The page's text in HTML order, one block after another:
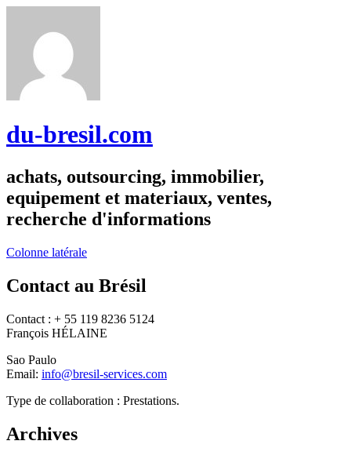
du-bresil.com
achats, outsourcing, immobilier,
equipement et materiaux, ventes,
recherche d'informations
Colonne latérale
Contact au Brésil
Contact : + 55 119 8236 5124
François HÉLAINE
Sao Paulo
Email: info@bresil-services.com
Type de collaboration : Prestations.
Archives